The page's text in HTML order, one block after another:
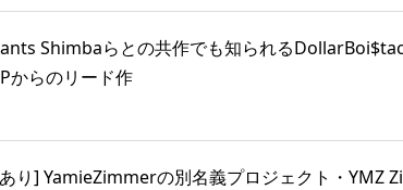
Shimbaらとの共作でも知られる
からのリード作
り] YamieZimmerの別名義プロジェクト・YMZ